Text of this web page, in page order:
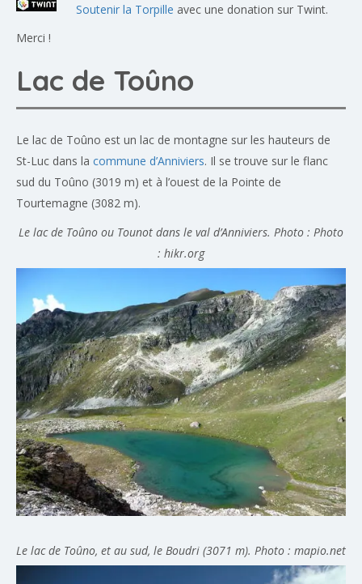
Soutenir la Torpille avec une donation sur Twint.
Merci !
Lac de Toûno
Le lac de Toûno est un lac de montagne sur les hauteurs de
St-Luc dans la commune d’Anniviers. Il se trouve sur le flanc
sud du Toûno (3019 m) et à l’ouest de la Pointe de
Tourtemagne (3082 m).
Le lac de Toûno ou Tounot dans le val d’Anniviers. Photo : Photo
: hikr.org
Le lac de Toûno, et au sud, le Boudri (3071 m). Photo : mapio.net